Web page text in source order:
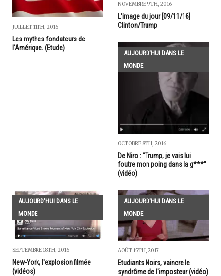
JUILLET 11TH, 2016
Les mythes fondateurs de
l'Amérique. (Etude)
NOVEMBRE 9TH, 2016
L'image du jour [09/11/16]
Clinton/Trump
AUJOURD'HUI DANS LE
MONDE
OCTOBRE 8TH, 2016
De Niro : "Trump, je vais lui
foutre mon poing dans la g***"
(vidéo)
AUJOURD'HUI DANS LE
MONDE
SEPTEMBRE 18TH, 2016
New-York, l'explosion filmée
(vidéos)
AUJOURD'HUI DANS LE
MONDE
AOÛT 15TH, 2017
Etudiants Noirs, vaincre le
syndrôme de l'imposteur (vidéo)